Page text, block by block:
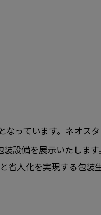
っています。 ネオス
設備を展示いたします
人化を実現する包